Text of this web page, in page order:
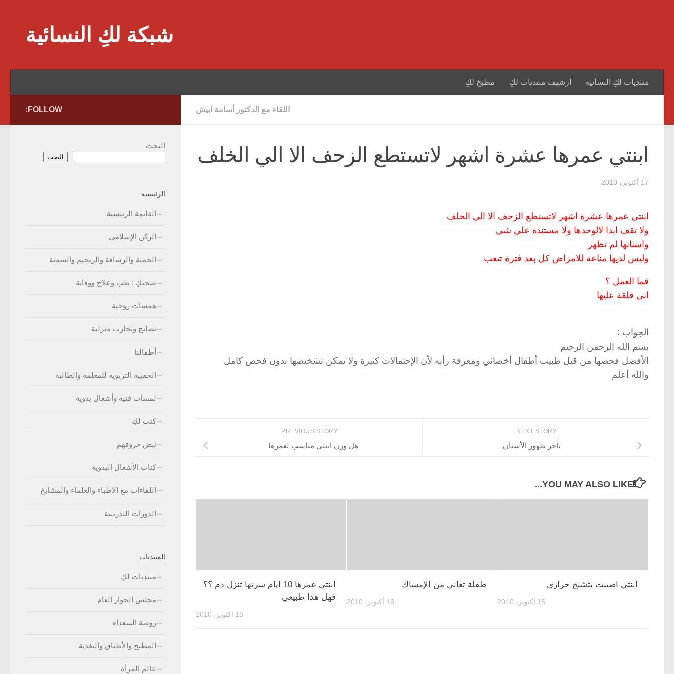
شبكة لكِ النسائية
منتديات لكِ النسائية أرشيف منتديات لكِ مطبخ لكِ
اللقاء مع الدكتور أسامة ابيش
ابنتي عمرها عشرة اشهر لاتستطع الزحف الا الي الخلف
17 أكتوبر، 2010
ابنتي عمرها عشرة اشهر لاتستطع الزحف الا الي الخلف
ولا تقف ابدا لالوحدها ولا مستندة علي شي
واسنانها لم تظهر
وليس لديها مناعة للامراض كل بعد فترة تتعب
فما العمل ؟
اني قلقة عليها
الجواب :
بسم الله الرحمن الرحيم
الأفضل فحصها من قبل طبيب أطفال أخصائي ومعرفة رأيه لأن الإحتمالات كثيرة ولا يمكن تشخيصها بدون فحص كامل
والله أعلم
NEXT STORY
تأخر ظهور الأسنان
PREVIOUS STORY
هل وزن ابنتي مناسب لعمرها
YOU MAY ALSO LIKE...
ابنتي عمرها 10 ايام سرتها تنزل دم ؟؟
فهل هذا طبيعي
18 أكتوبر، 2010
طفلة تعاني من الإمساك
18 أكتوبر، 2010
ابنتي اصيبت بتشنج حراري
16 أكتوبر، 2010
FOLLOW:
البحث
البحث
الرئيسية
القائمة الرئيسية
الركن الإسلامي
الحمية والرشاقة والريجيم والسمنة
صحتكِ : طب وعلاج ووقاية
همسات زوجية
نصائح وتجارب منزلية
أطفالنا
الحقيبة التربوية للمعلمة والطالبة
لمسات فنية وأشغال يدوية
كتب لكِ
نبض حروفهم
كتاب الأشغال اليدوية
اللقاءات مع الأطباء والعلماء والمشايخ
الدورات التدريبية
المنتديات
منتديات لكِ
مجلس الحوار العام
روضة السعداء
المطبخ والأطباق والتغذية
عالم المرأة